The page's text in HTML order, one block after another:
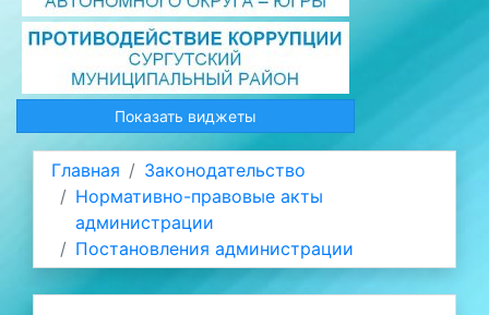
Показать виджеты
Главная
Законодательство
Нормативно-правовые акты
администрации
Постановления администрации